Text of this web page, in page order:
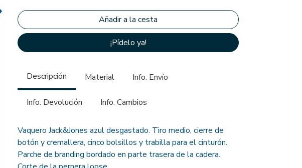
¡Pídelo ya!
Descripción Material Info. Envío
Info. Devolución Info. Cambios
Vaquero Jack&Jones azul desgastado. Tiro medio, cierre de
botón y cremallera, cinco bolsillos y trabilla para el cinturón.
Parche de branding bordado en parte trasera de la cadera.